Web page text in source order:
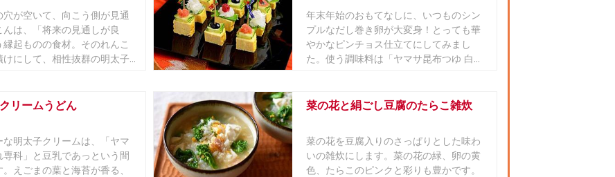
穴が空いて、向こう側が見通
は、「将来の見通しが良
縁起ものの食材。そのれんこ
けにして、相性抜群の明太子...
年末年始のおもてなしに、いつものシン
プルなだし巻き卵が大変身！とっても華
やかなピンチョス仕立てにしてみまし
た。使う調味料は「ヤマサ昆布つゆ 白...
リームうどん
な明太子クリームは、「ヤマ
専科」と豆乳であっという間
えごまの葉と海苔が香る、
菜の花と絹ごし豆腐のたらこ雑炊
菜の花を豆腐入りのさっぱりとした味わ
いの雑炊にします。菜の花の緑、卵の黄
色、たらこのピンクと彩りも豊かです。